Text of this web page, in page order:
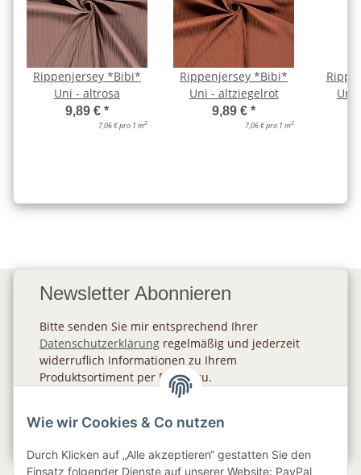
Rippenjersey *Bibi*
Uni - altrosa
9,89 € *
7,06 € pro 1 m2
Rippenjersey *Bibi*
Uni - altziegelrot
9,89 € *
7,06 € pro 1 m2
Uni
Newsletter Abonnieren
Bitte senden Sie mir entsprechend Ihrer
Datenschutzerklärung regelmäßig und jederzeit
widerruflich Informationen zu Ihrem
Produktsortiment per E-Mail zu.
Wie wir Cookies & Co nutzen
Durch Klicken auf „Alle akzeptieren“ gestatten Sie den
Einsatz folgender Dienste auf unserer Website: PayPal